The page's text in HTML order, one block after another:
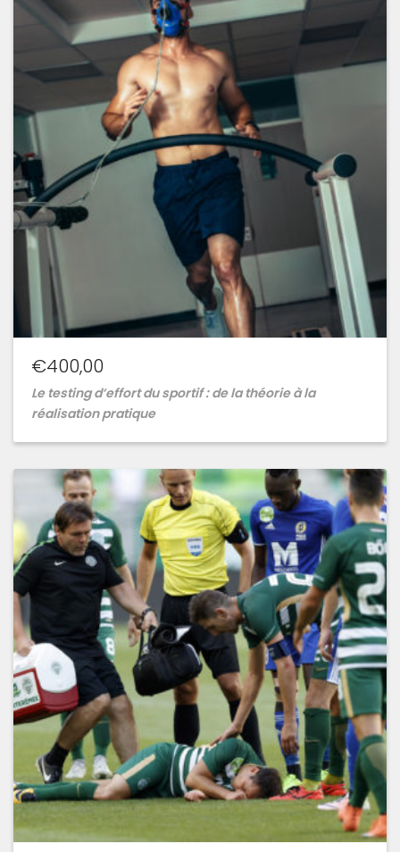
la
wishlist
€400,00
Le testing d’effort du sportif : de la théorie à la
réalisation pratique
Ajouter
à
la
wishlist